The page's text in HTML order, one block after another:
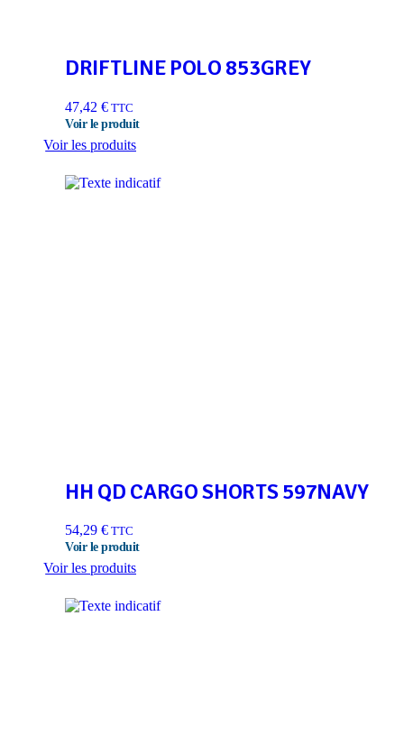
DRIFTLINE POLO 853GREY
47,42 € TTC
Voir les produits
HH QD CARGO SHORTS 597NAVY
54,29 € TTC
Voir les produits